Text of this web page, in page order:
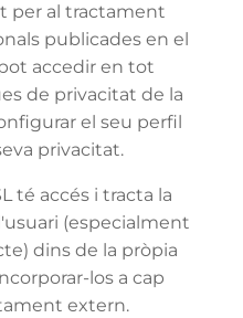
per al tractament
publicades en el
accedir en tot
de privacitat de la
el seu perfil
privacitat.
té accés i tracta la
(especialment
dins de la pròpia
los a cap
extern.